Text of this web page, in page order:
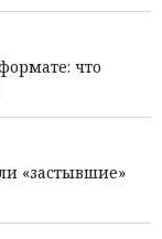
что
«застывшие»